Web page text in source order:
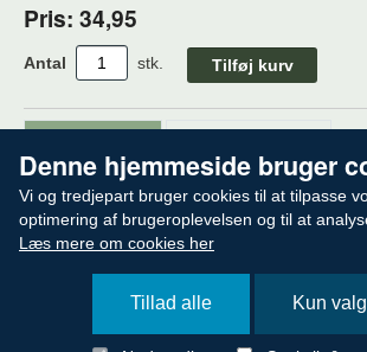
Pris: 34,95
Antal stk.
En god, holdbar hovedsalat, som kan
køleskab uden at miste sprødheden.
salater eller som dekoration.
Læs mere »
Denne hjemmeside bruger
Vi og tredjepart bruger cookies til at tilpasse
optimering af brugeroplevelsen og til at
Læs mere om cookies her
Tillad alle Kun